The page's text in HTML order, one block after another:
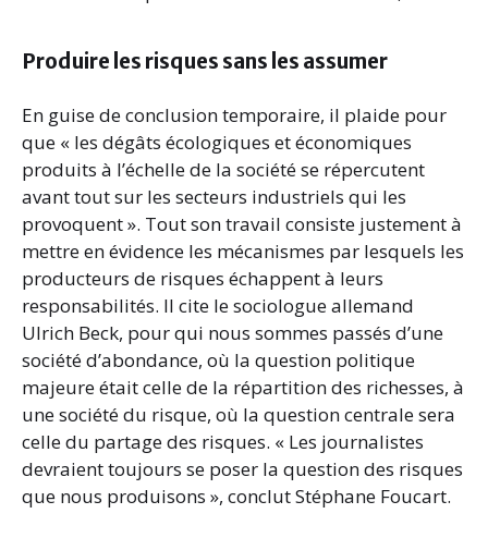
Produire les risques sans les assumer
En guise de conclusion temporaire, il plaide pour
que « les dégâts écologiques et économiques
produits à l’échelle de la société se répercutent
avant tout sur les secteurs industriels qui les
provoquent ». Tout son travail consiste justement à
mettre en évidence les mécanismes par lesquels les
producteurs de risques échappent à leurs
responsabilités. Il cite le sociologue allemand
Ulrich Beck, pour qui nous sommes passés d’une
société d’abondance, où la question politique
majeure était celle de la répartition des richesses, à
une société du risque, où la question centrale sera
celle du partage des risques. « Les journalistes
devraient toujours se poser la question des risques
que nous produisons », conclut Stéphane Foucart.